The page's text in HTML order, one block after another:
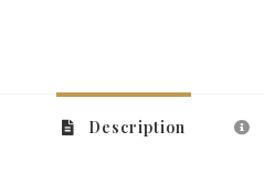
Description